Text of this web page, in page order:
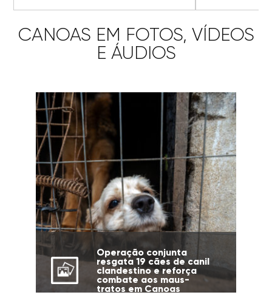
CANOAS EM FOTOS, VÍDEOS
E ÁUDIOS
Operação conjunta
resgata 19 cães de canil
clandestino e reforça
combate aos maus-
tratos em Canoas